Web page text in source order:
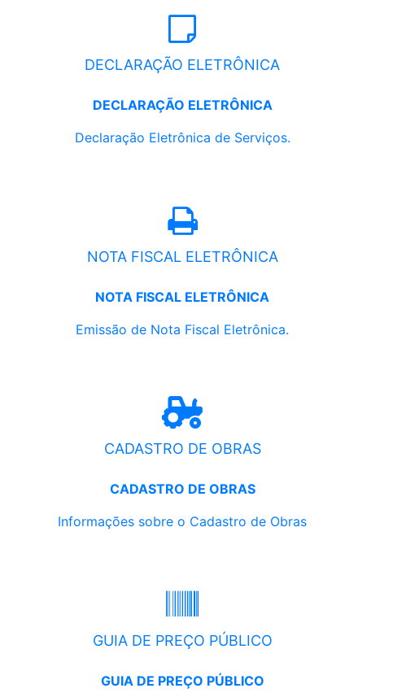
DECLARAÇÃO ELETRÔNICA
DECLARAÇÃO ELETRÔNICA
Declaração Eletrônica de Serviços.
NOTA FISCAL ELETRÔNICA
NOTA FISCAL ELETRÔNICA
Emissão de Nota Fiscal Eletrônica.
CADASTRO DE OBRAS
CADASTRO DE OBRAS
Informações sobre o Cadastro de Obras
GUIA DE PREÇO PÚBLICO
GUIA DE PREÇO PÚBLICO